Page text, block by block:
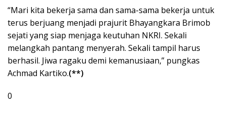
“Mari kita bekerja sama dan sama-sama bekerja untuk
terus berjuang menjadi prajurit Bhayangkara Brimob
sejati yang siap menjaga keutuhan NKRI. Sekali
melangkah pantang menyerah. Sekali tampil harus
berhasil. Jiwa ragaku demi kemanusiaan,” pungkas
Achmad Kartiko.(**)
0